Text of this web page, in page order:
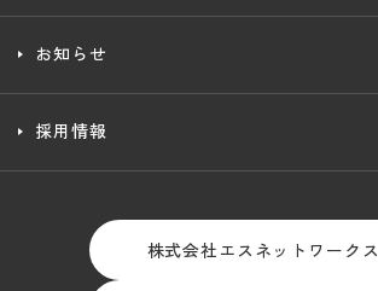
お知らせ
採用情報
株式会社エスネットワークス